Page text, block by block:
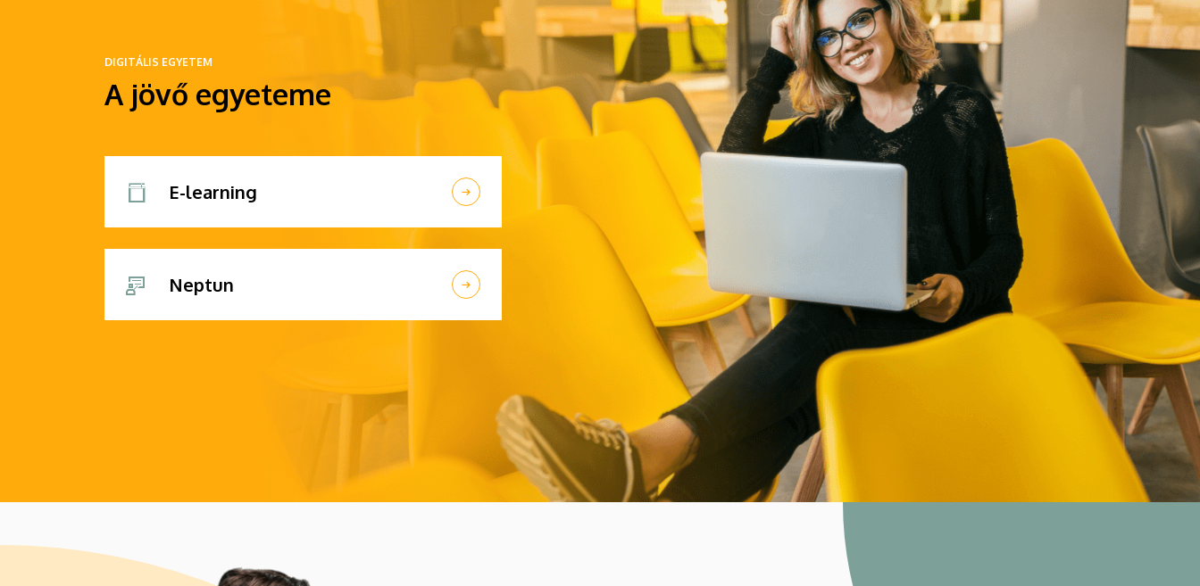
DIGITÁLIS EGYETEM
A jövő egyeteme
E-learning
Neptun